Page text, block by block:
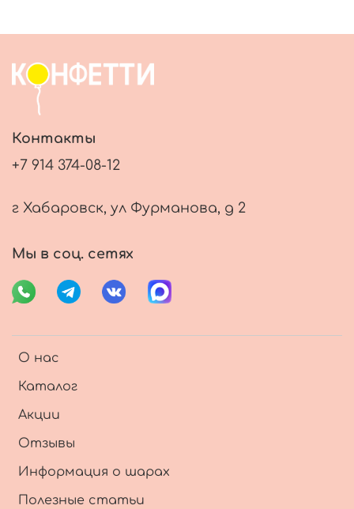
О нас
Каталог
Акции
Отзывы
Информация о шарах
Полезные статьи
Контакты
+7 914 374-08-12
г Хабаровск, ул Фурманова, д 2
Мы в соц. сетях